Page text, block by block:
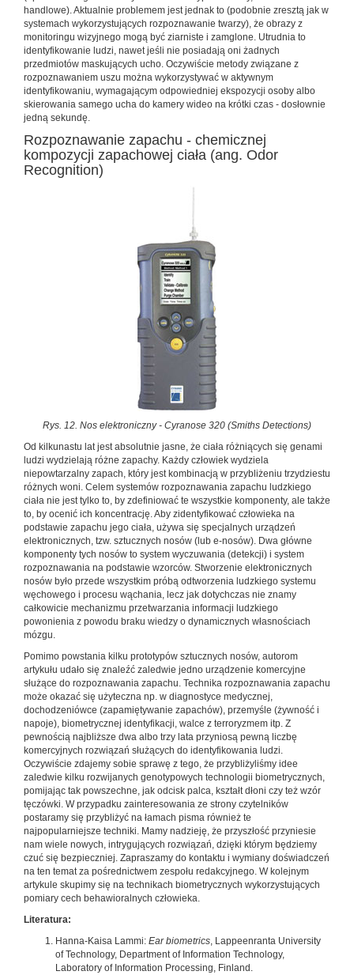
handlowe). Aktualnie problemem jest jednak to (podobnie zresztą jak w
systemach wykorzystujących rozpoznawanie twarzy), że obrazy z
monitoringu wizyjnego mogą być ziarniste i zamglone. Utrudnia to
identyfikowanie ludzi, nawet jeśli nie posiadają oni żadnych
przedmiotów maskujących ucho. Oczywiście metody związane z
rozpoznawaniem uszu można wykorzystywać w aktywnym
identyfikowaniu, wymagającym odpowiedniej ekspozycji osoby albo
skierowania samego ucha do kamery wideo na krótki czas - dosłownie
jedną sekundę.
Rozpoznawanie zapachu - chemicznej
kompozycji zapachowej ciała (ang. Odor
Recognition)
Rys. 12. Nos elektroniczny - Cyranose 320 (Smiths Detections)
Od kilkunastu lat jest absolutnie jasne, że ciała różniących się genami
ludzi wydzielają różne zapachy. Każdy człowiek wydziela
niepowtarzalny zapach, który jest kombinacją w przybliżeniu trzydziestu
różnych woni. Celem systemów rozpoznawania zapachu ludzkiego
ciała nie jest tylko to, by zdefiniować te wszystkie komponenty, ale także
to, by ocenić ich koncentrację. Aby zidentyfikować człowieka na
podstawie zapachu jego ciała, używa się specjalnych urządzeń
elektronicznych, tzw. sztucznych nosów (lub e-nosów). Dwa główne
komponenty tych nosów to system wyczuwania (detekcji) i system
rozpoznawania na podstawie wzorców. Stworzenie elektronicznych
nosów było przede wszystkim próbą odtworzenia ludzkiego systemu
węchowego i procesu wąchania, lecz jak dotychczas nie znamy
całkowicie mechanizmu przetwarzania informacji ludzkiego
powonienia z powodu braku wiedzy o dynamicznych własnościach
mózgu.
Pomimo powstania kilku prototypów sztucznych nosów, autorom
artykułu udało się znaleźć zaledwie jedno urządzenie komercyjne
służące do rozpoznawania zapachu. Technika rozpoznawania zapachu
może okazać się użyteczna np. w diagnostyce medycznej,
dochodzeniówce (zapamiętywanie zapachów), przemyśle (żywność i
napoje), biometrycznej identyfikacji, walce z terroryzmem itp. Z
pewnością najbliższe dwa albo trzy lata przyniosą pewną liczbę
komercyjnych rozwiązań służących do identyfikowania ludzi.
Oczywiście zdajemy sobie sprawę z tego, że przybliżyliśmy idee
zaledwie kilku rozwijanych genotypowych technologii biometrycznych,
pomijając tak powszechne, jak odcisk palca, kształt dłoni czy też wzór
tęczówki. W przypadku zainteresowania ze strony czytelników
postaramy się przybliżyć na łamach pisma również te
najpopularniejsze techniki. Mamy nadzieję, że przyszłość przyniesie
nam wiele nowych, intrygujących rozwiązań, dzięki którym będziemy
czuć się bezpieczniej. Zapraszamy do kontaktu i wymiany doświadczeń
na ten temat za pośrednictwem zespołu redakcyjnego. W kolejnym
artykule skupimy się na technikach biometrycznych wykorzystujących
pomiary cech behawioralnych człowieka.
Literatura:
Hanna-Kaisa Lammi: Ear biometrics, Lappeenranta University
of Technology, Department of Information Technology,
Laboratory of Information Processing, Finland.